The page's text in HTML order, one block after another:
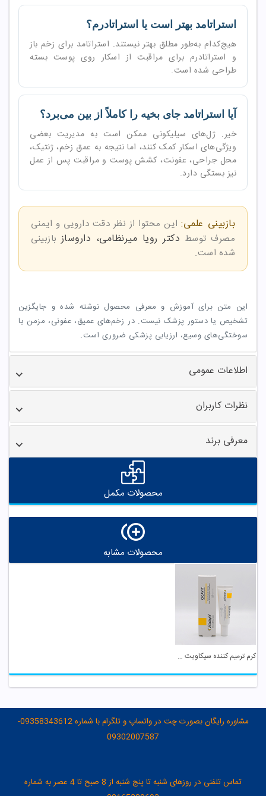
استراتامد بهتر است یا استراتادرم؟
هیچ‌کدام به‌طور مطلق بهتر نیستند. استراتامد برای زخم باز
و استراتادرم برای مراقبت از اسکار روی پوست بسته
طراحی شده است.
آیا استراتامد جای بخیه را کاملاً از بین می‌برد؟
خیر. ژل‌های سیلیکونی ممکن است به مدیریت بعضی
ویژگی‌های اسکار کمک کنند، اما نتیجه به عمق زخم، ژنتیک،
محل جراحی، عفونت، کشش پوست و مراقبت پس از عمل
نیز بستگی دارد.
بازبینی علمی:این محتوا از نظر دقت دارویی و ایمنی
مصرف توسط دکتر رویا میرنظامی، داروساز بازبینی
شده است.
این متن برای آموزش و معرفی محصول نوشته شده و جایگزین
تشخیص یا دستور پزشک نیست. در زخم‌های عمیق، عفونی، مزمن یا
سوختگی‌های وسیع، ارزیابی پزشکی ضروری است.
اطلاعات عمومی
نظرات کاربران
معرفی برند
محصولات مکمل
محصولات مشابه
کرم ترمیم کننده سیکاویت ویتالیر
مشاوره رایگان بصورت چت در واتساپ و تلگرام با شماره 09358343612-
09302007587
تماس تلفنی در روزهای شنبه تا پنج شنبه از 8 صبح تا 4 عصر به شماره